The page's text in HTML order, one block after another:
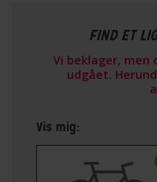
FIND ET
Vi beklager,
udgået.
Vis mig: